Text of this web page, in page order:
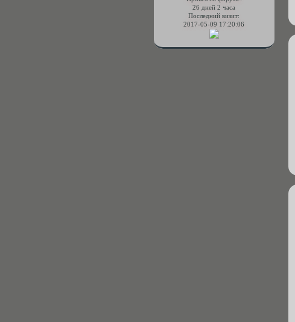
26 дней 2 часа
Последний визит:
2017-05-09 17:20:06